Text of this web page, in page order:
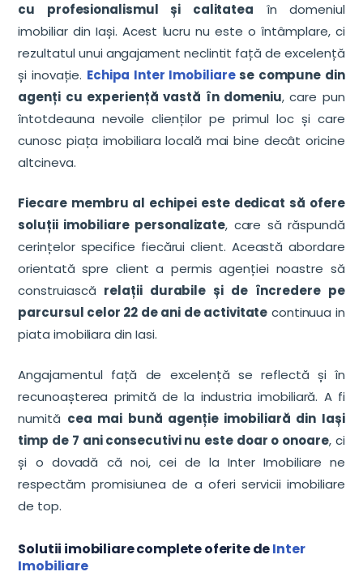
cu profesionalismul și calitatea în domeniul
imobiliar din Iași. Acest lucru nu este o întâmplare, ci
rezultatul unui angajament neclintit față de excelență
și inovație. Echipa Inter Imobiliarese compune din
agenți cu experiență vastă în domeniu, care pun
întotdeauna nevoile clienților pe primul loc și care
cunosc piața imobiliara locală mai bine decât oricine
altcineva.
Fiecare membru al echipei este dedicat să ofere
soluții imobiliare personalizate, care să răspundă
cerințelor specifice fiecărui client. Această abordare
orientată spre client a permis agenției noastre să
construiască relații durabile și de încredere pe
parcursul celor 22 de ani de activitate continuua in
piata imobiliara din Iasi.
Angajamentul față de excelență se reflectă și în
recunoașterea primită de la industria imobiliară. A fi
numită cea mai bună agenție imobiliară din Iași
timp de 7 ani consecutivi nu este doar o onoare, ci
și o dovadă că noi, cei de la Inter Imobiliare ne
respectăm promisiunea de a oferi servicii imobiliare
de top.
Solutii imobiliare complete oferite deInter
Imobiliare